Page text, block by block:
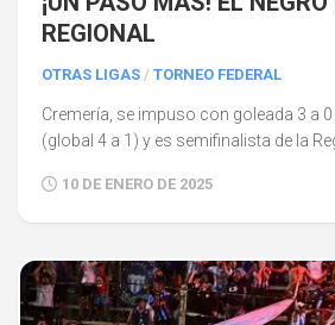
REGIONAL
OTRAS LIGAS / TORNEO FEDERAL
Cremería, se impuso con goleada 3 a
(global 4 a 1) y es semifinalista de la
10 DE ENERO DE 2025